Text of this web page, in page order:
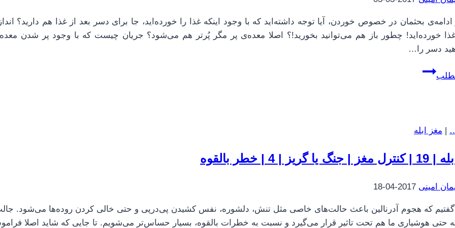
نام،
و
کلمات
کلیدی
بحثمان در خصوص خوردن، آیا توجه داشته‌اید که با وجود اینکه غذا را خورده‌اید، جا برای دسر بعد از غذا هم دارید؟
خورده‌اید! چطور باز هم می‌توانید بخورید!؟ اصلا معده‌ی پر مگر پُرتر هم می‌شود؟ جریان چیست که با وجود پر شدن معده
دسر را…
مغز
کنترل
مغز
|
|
2
| مغز ابله
گریز | 4 | خطر بالقوه
امینی 2017-04-18
گفتیم که هجوم آدرنالین باعث حالت‌های خاصی مثل تنش، دلشوره، نفس کشیدن پی‌درپی و حتی خالی کردن روده‌ها می‌شود.
که حتی هوشیاری ما هم تحت تاثیر قرار می‌گیرد و نسبت به خطرات بالقوه، بسیار حساس‌تر می‌شویم. تا جایی که شاید اصلا